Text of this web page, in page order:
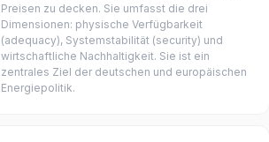
Preisen zu decken. Sie umfasst die drei
Dimensionen: physische Verfügbarkeit
(adequacy), Systemstabilität (security) und
wirtschaftliche Nachhaltigkeit. Sie ist ein
zentrales Ziel der deutschen und europäischen
Energiepolitik.